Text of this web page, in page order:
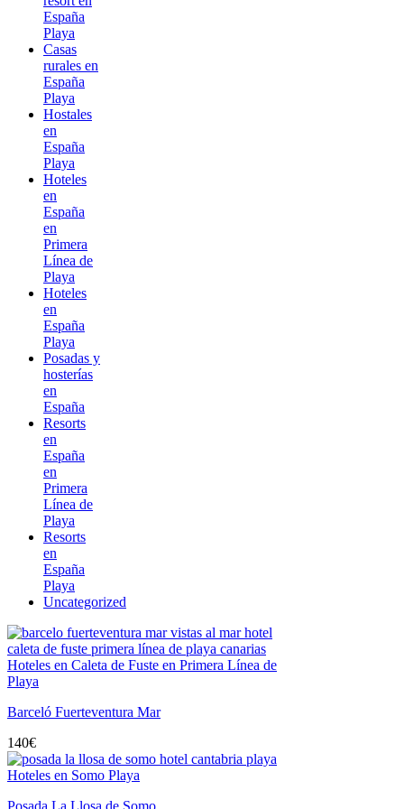
España
Playa
Casas
rurales en
España
Playa
Hostales
en
España
Playa
Hoteles
en
España
en
Primera
Línea de
Playa
Hoteles
en
España
Playa
Posadas y
hosterías
en
España
Resorts
en
España
en
Primera
Línea de
Playa
Resorts
en
España
Playa
Uncategorized
Hoteles en Caleta de Fuste en Primera Línea de
Playa
Barceló Fuerteventura Mar
140€
Hoteles en Somo Playa